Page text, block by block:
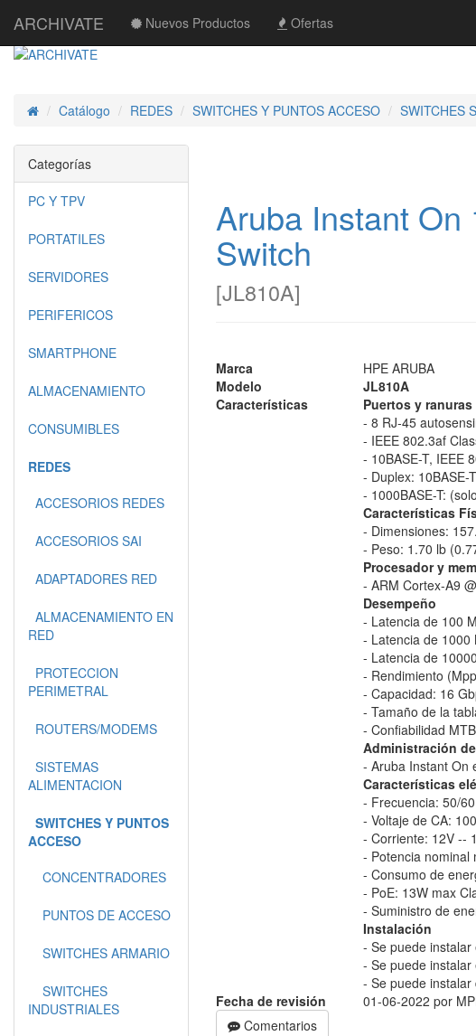
ARCHIVATE Nuevos Productos Ofertas
InicioCatálogo REDES SWITCHES Y PUNTOS ACCESO SWITCHES
Aruba Instant On
Switch
[JL810A]
Marca
HPE ARUBA
Modelo
JL810A
Características
Puertos y ranuras
- 8 RJ-45
- IEEE 802.3af
- 10BASE-T, IEEE
- Duplex: 10BASE-
- 1000BASE-T:
Características
- Dimensiones:
- Peso: 1.70 lb
Procesador y
- ARM Cortex-A9
Desempeño
- Latencia de 100
- Latencia de 1000
- Latencia de
- Rendimiento
- Capacidad: 16
- Tamaño de la
- Confiabilidad
Administración
- Aruba Instant On
Características
- Frecuencia: 50/
- Voltaje de CA:
- Corriente: 12V --
- Potencia nominal
- Consumo de
- PoE: 13W max
- Suministro de
Instalación
- Se puede
- Se puede
- Se puede
Fecha de revisión
01-06-2022 por
Comentarios
Categorías
PC Y TPV
PORTATILES
SERVIDORES
PERIFERICOS
SMARTPHONE
ALMACENAMIENTO
CONSUMIBLES
REDES
ACCESORIOS REDES
ACCESORIOS SAI
ADAPTADORES RED
ALMACENAMIENTO EN
RED
PROTECCION
PERIMETRAL
ROUTERS/MODEMS
SISTEMAS
ALIMENTACION
SWITCHES Y PUNTOS
ACCESO
CONCENTRADORES
PUNTOS DE ACCESO
SWITCHES ARMARIO
SWITCHES
INDUSTRIALES